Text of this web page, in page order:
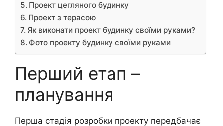
Проект цегляного будинку
Проект з терасою
Як виконати проект будинку своїми руками?
Фото проекту будинку своїми руками
Перший етап –
планування
Перша стадія розробки проекту передбачає